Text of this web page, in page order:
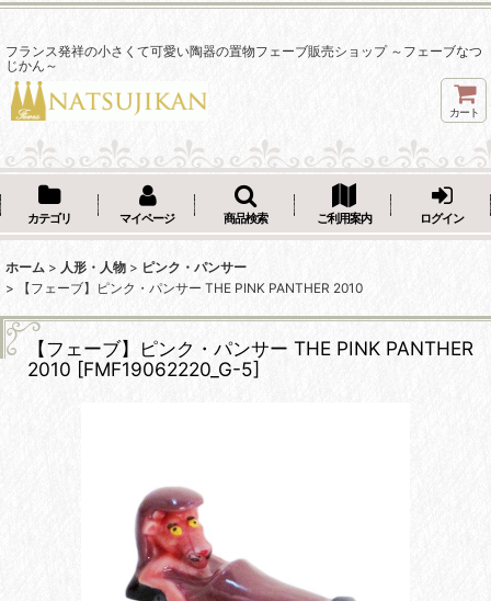
フランス発祥の小さくて可愛い陶器の置物フェーブ販売ショップ ～フェーブなつ
じかん～
カート
カテゴリ マイページ 商品検索 ご利用案内 ログイン
ホーム > 人形・人物 > ピンク・パンサー
>
【フェーブ】ピンク・パンサー THE PINK PANTHER 2010
【フェーブ】ピンク・パンサー THE PINK PANTHER
2010 [FMF19062220_G-5]